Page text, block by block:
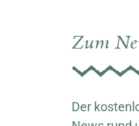
Zum
Der